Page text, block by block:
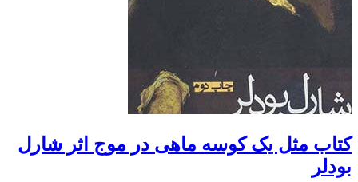
کتاب مثل یک کوسه ماهی در موج اثر شارل
بودلر